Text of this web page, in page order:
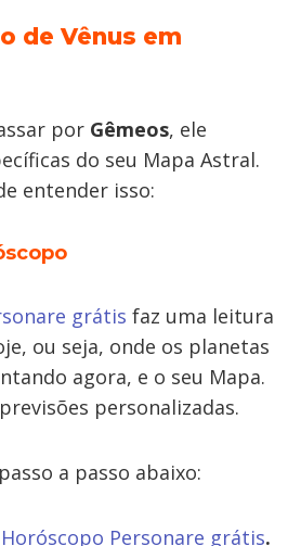
de Vênus em
por Gêmeos, ele
do seu Mapa Astral.
entender isso:
grátis faz uma leitura
ou seja, onde os planetas
agora, e o seu Mapa.
personalizadas.
a passo abaixo:
Personare grátis.